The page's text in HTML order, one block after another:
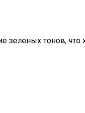
зеленых тонов, что